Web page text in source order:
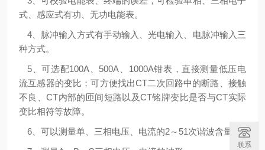
式、感应式有功、无功电能表。
4、脉冲输入方式有手动输入、光电输入、电脉冲输入三
种方式。
5、可选配100A、500A、1000A钳表，直接测量低压电
流互感器的变比；可方便找出CT二次回路中的断路、接触
不良、CT内部的匝间短路以及CT铭牌变比是否与CT实际
变比相符等故障。
6、可以测量单、三相电压、电流的2～51次谐波含量。
联系